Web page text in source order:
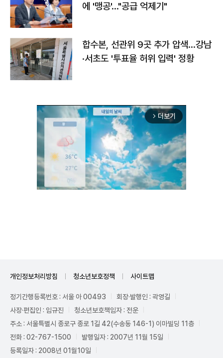
에 '맹공'…"공급 억제기"
합수본, 선관위 9곳 추가 압색…강남
·서초도 '투표율 허위 입력' 정황
arrow_forward_ios 더보기
개인정보처리방침 청소년보호정책 사이트맵
정기간행등록번호 : 서울 아 00493
회장·발행인 : 곽영길
사장·편집인 : 임규진
청소년보호책임자 : 전운
주소 : 서울특별시 종로구 종로 1길 42(수송동 146-1) 이마빌딩 11층
전화 : 02-767-1500
발행일자 : 2007년 11월 15일
등록일자 : 2008년 01월10일